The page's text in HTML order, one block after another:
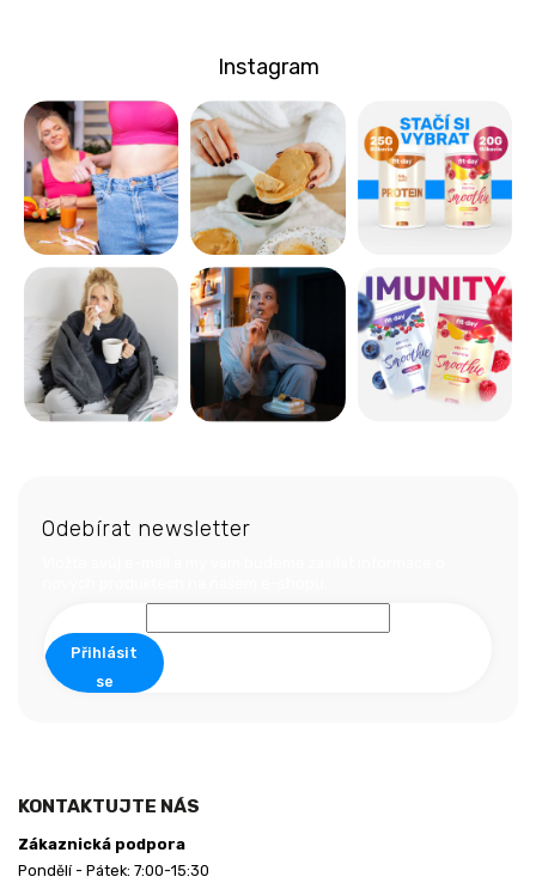
Instagram
Odebírat newsletter
Přihlásit
se
KONTAKTUJTE NÁS
Zákaznická podpora
Pondělí - Pátek: 7:00-15:30